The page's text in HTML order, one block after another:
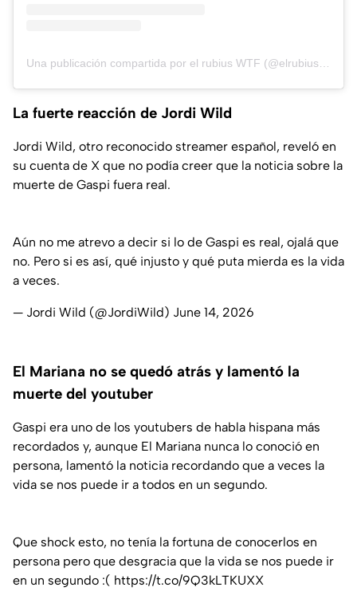
La fuerte reacción de Jordi Wild
Jordi Wild, otro reconocido streamer español, reveló en
su cuenta de X que no podía creer que la noticia sobre la
muerte de Gaspi fuera real.
Aún no me atrevo a decir si lo de Gaspi es real, ojalá que
no. Pero si es así, qué injusto y qué puta mierda es la vida
a veces.
— Jordi Wild (@JordiWild) June 14, 2026
El Mariana no se quedó atrás y lamentó la
muerte del youtuber
Gaspi era uno de los youtubers de habla hispana más
recordados y, aunque El Mariana nunca lo conoció en
persona, lamentó la noticia recordando que a veces la
vida se nos puede ir a todos en un segundo.
Que shock esto, no tenía la fortuna de conocerlos en
persona pero que desgracia que la vida se nos puede ir
en un segundo :( https://t.co/9Q3kLTKUXX